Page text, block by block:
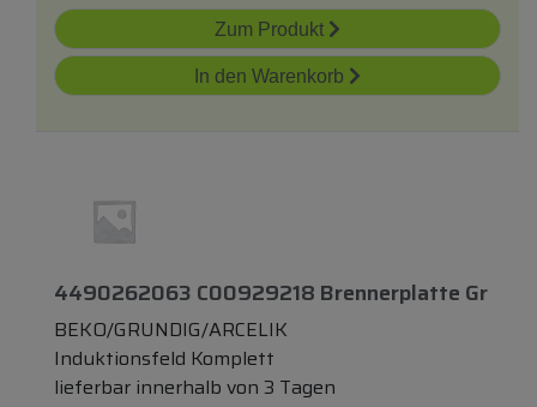
Zum Produkt
In den Warenkorb
4490262063 C00929218 Brennerplatte Gr
BEKO/GRUNDIG/ARCELIK
Induktionsfeld Komplett
lieferbar innerhalb von 3 Tagen